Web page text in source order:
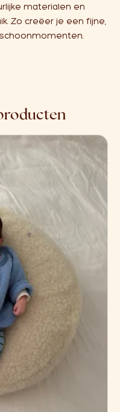
materialen en
Zo creëer je een fijne,